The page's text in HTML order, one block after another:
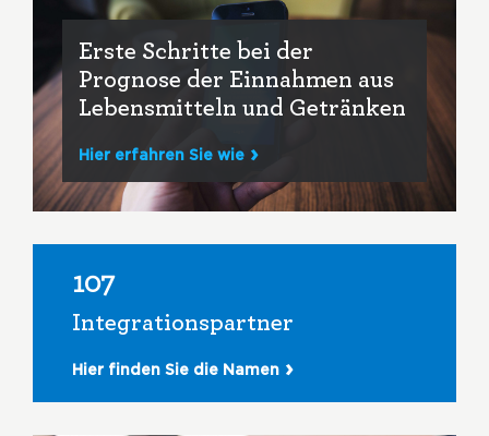
Erste Schritte bei der
Prognose der Einnahmen aus
Lebensmitteln und Getränken
Hier erfahren Sie wie
107
Integrationspartner
Hier finden Sie die Namen